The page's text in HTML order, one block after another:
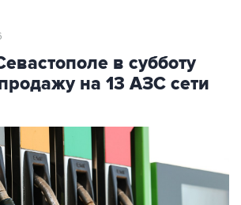
в субботу
на 13 АЗС сети